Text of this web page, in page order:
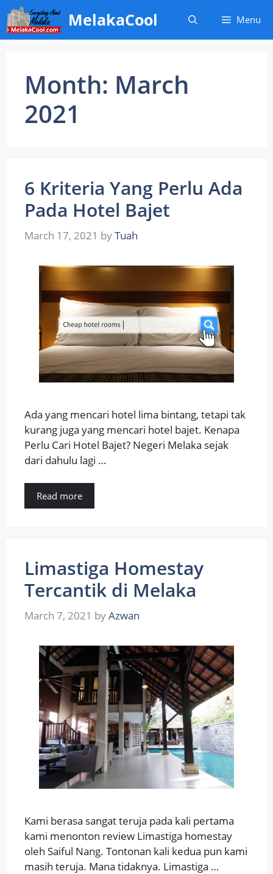
Skip
to
content
MelakaCool Menu
Month: March
2021
6 Kriteria Yang Perlu Ada
Pada Hotel Bajet
March 17, 2021 byTuah
Ada yang mencari hotel lima bintang, tetapi tak
kurang juga yang mencari hotel bajet. Kenapa
Perlu Cari Hotel Bajet? Negeri Melaka sejak
dari dahulu lagi …
Read more
Limastiga Homestay
Tercantik di Melaka
March 7, 2021 byAzwan
Kami berasa sangat teruja pada kali pertama
kami menonton review Limastiga homestay
oleh Saiful Nang. Tontonan kali kedua pun kami
masih teruja. Mana tidaknya. Limastiga …